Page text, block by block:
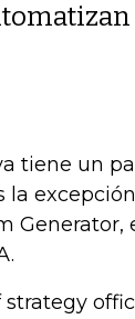
tiene un
la